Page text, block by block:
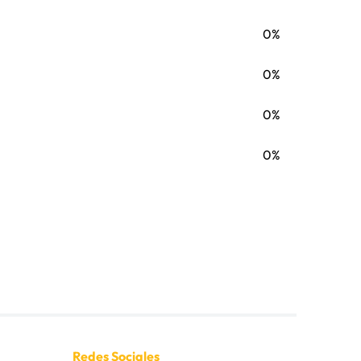
0%
0%
0%
0%
Redes Sociales